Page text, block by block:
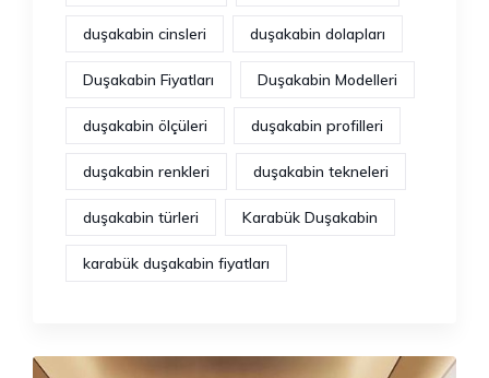
duşakabin cinsleri duşakabin dolapları
Duşakabin Fiyatları Duşakabin Modelleri
duşakabin ölçüleri duşakabin profilleri
duşakabin renkleri duşakabin tekneleri
duşakabin türleri Karabük Duşakabin
karabük duşakabin fiyatları